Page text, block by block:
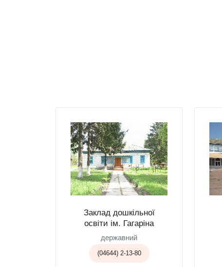
Заклад дошкільної
освіти ім. Гагаріна
державний
(04644) 2-13-80